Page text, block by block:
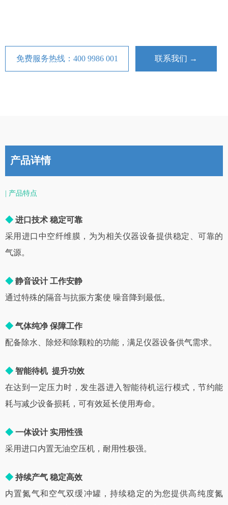
| 产品特点
◆ 进口技术 稳定可靠
采用进口中空纤维膜，为为相关仪器设备提供稳定、可靠的
气源。
◆ 静音设计 工作安静
通过特殊的隔音与抗振方案使 噪音降到最低。
◆ 气体纯净 保障工作
配备除水、除烃和除颗粒的功能，满足仪器设备供气需求。
◆ 智能待机 提升功效
在达到一定压力时，发生器进入智能待机运行模式，节约能
耗与减少设备损耗，可有效延长使用寿命。
◆ 一体设计 实用性强
采用进口内置无油空压机，耐用性极强。
◆ 持续产气 稳定高效
内置氮气和空气双缓冲罐，持续稳定的为您提供高纯度氮
产品详情
免费服务热线：400 9986 001 联系我们 →